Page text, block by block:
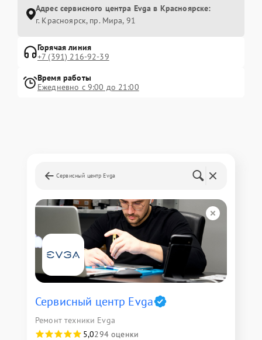
Адрес сервисного центра Evga в Красноярске:
г. Красноярск, ​пр. Мира, 91
Горячая линия
+7 (391) 216-92-39
Время работы
Ежедневно с 9:00 до 21:00
Сервисный центр Evga
Сервисный центр Evga
Ремонт техники Evga
5,0294 оценки